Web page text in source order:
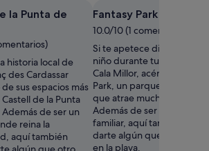
la Punta de
historia local de
des Cardassar
sus espacios más
de la Punta
de ser un
reina la
aquí también
Fantasy Park
10.0/10 (1 comentario)
Si te apetece disfrutar
niño durante tus
Cala Millor, acércate a
Park, un parque de
que atrae muchas visitas.
Además de ser un destino
familiar, aquí también
darte algún que otro
en la playa.